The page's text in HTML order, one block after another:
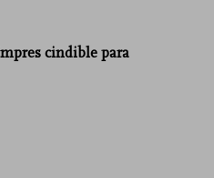
cindible para